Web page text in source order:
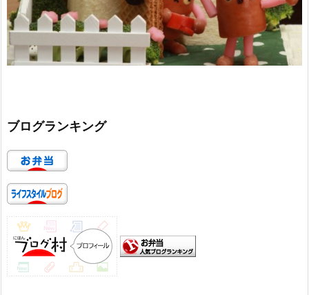
ブログランキング